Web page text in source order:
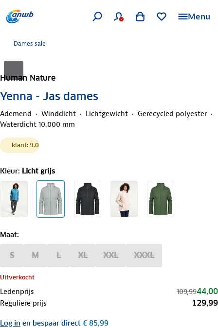
Menu
Dames sale
Human Nature
Yenna - Jas dames
Ademend Winddicht Lichtgewicht
Gerecycled polyester
Waterdicht 10.000 mm
klant: 9.0
Kleur: Licht grijs
Maat:
S M L XL XXL XXXL
Uitverkocht
Ledenprijs 109,9944,00
Reguliere prijs 129,99
Log in en bespaar direct € 85,99